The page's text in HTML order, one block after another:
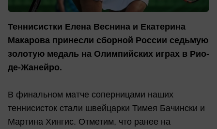
Теннисистки Елена Веснина и Екатерина
Макарова принесли сборной России седьмую
золотую медаль на Олимпийских играх в Рио-
де-Жанейро.
В финальном матче соперницами наших
теннисисток стали швейцарки Тимея Бачински и
Мартина Хингис. Отметим, что ранее на